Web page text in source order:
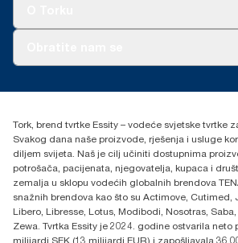
+385 913 900 004
H-1021 Budapest
Budakeszi út 51.
Tork, brend tvrtke Essity – vodeće svjetske tvrtke
Svakog dana naše proizvode, rješenja i usluge
diljem svijeta. Naš je cilj učiniti dostupnima
potrošača, pacijenata, njegovatelja, kupaca i
zemalja u sklopu vodećih globalnih brendova
snažnih brendova kao što su Actimove, Cutimed,
Libero, Libresse, Lotus, Modibodi, Nosotras,
Zewa. Tvrtka Essity je 2024. godine ostvarila
milijardi SEK (13 milijardi EUR) i zapošljavala